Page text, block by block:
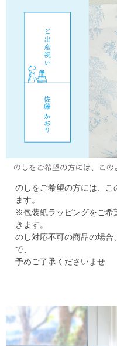
のしをご希望の方には、こ
ます。
※包装紙ラッピングをご希
きます。
のし対応不可の商品の場
で、
予めご了承くださいませ